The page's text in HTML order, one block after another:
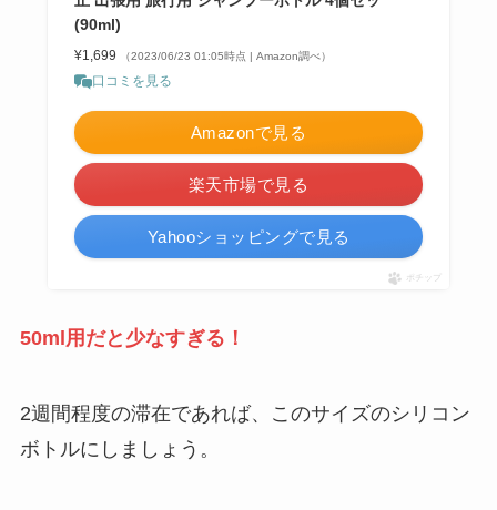
(90ml)
¥1,699 （2023/06/23 01:05時点 | Amazon調べ）
口コミを見る
Amazonで見る
楽天市場で見る
Yahooショッピングで見る
ポチップ
50ml用だと少なすぎる！
2週間程度の滞在であれば、このサイズのシリコン
ボトルにしましょう。